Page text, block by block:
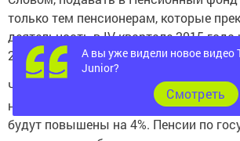
только тем пенсионерам, которые
деятельность в IV квартале 2015 года
2016 года.
Что касается индексации страховых
неработающих пенсионеров, в феврале
будут повышены на 4%. Пенсии по
А вы уже видели новое видео
Junior?
Cмотреть